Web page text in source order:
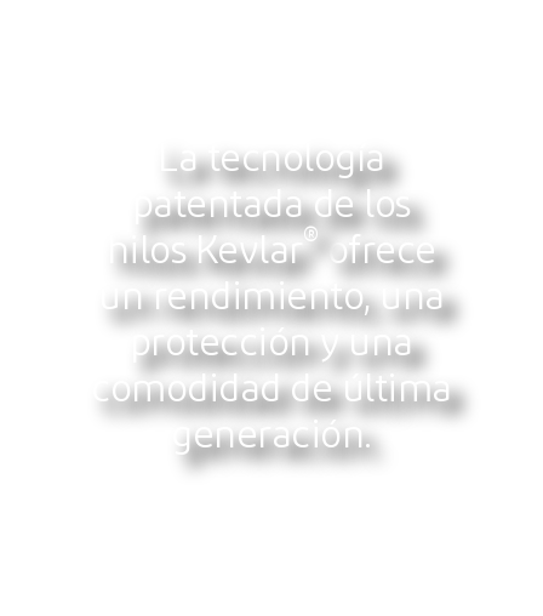
La tecnología
patentada de los
hilos Kevlar®ofrece
un rendimiento, una
protección y una
comodidad de última
generación.